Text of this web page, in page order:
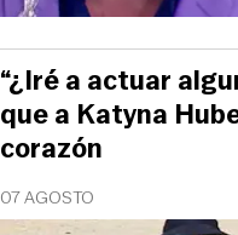
07 AGOSTO
“¿Iré a actuar
que a Katyna
corazón